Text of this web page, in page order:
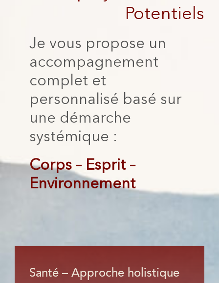
Potentiels
Je vous propose un
accompagnement
complet et
personnalisé basé sur
une démarche
systémique :
Corps – Esprit –
Environnement
Santé – Approche holistique